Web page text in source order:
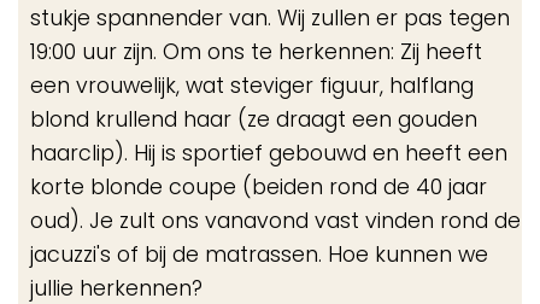
stukje spannender van. Wij zullen er pas tegen
19:00 uur zijn. Om ons te herkennen: Zij heeft
een vrouwelijk, wat steviger figuur, halflang
blond krullend haar (ze draagt een gouden
haarclip). Hij is sportief gebouwd en heeft een
korte blonde coupe (beiden rond de 40 jaar
oud). Je zult ons vanavond vast vinden rond de
jacuzzi's of bij de matrassen. Hoe kunnen we
jullie herkennen?